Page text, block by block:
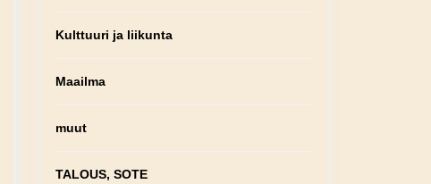
Kulttuuri ja liikunta
Maailma
muut
TALOUS, SOTE